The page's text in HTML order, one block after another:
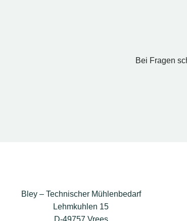
Bei Fragen
Bley – Technischer Mühlenbedarf
Lehmkuhlen 15